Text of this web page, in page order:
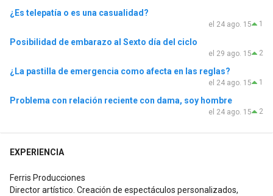
¿Es telepatía o es una casualidad?
1
el 24 ago. 15
Posibilidad de embarazo al Sexto día del ciclo
2
el 29 ago. 15
¿La pastilla de emergencia como afecta en las reglas?
1
el 24 ago. 15
Problema con relación reciente con dama, soy hombre
2
el 24 ago. 15
EXPERIENCIA
Ferris Producciones
Director artístico. Creación de espectáculos personalizados,